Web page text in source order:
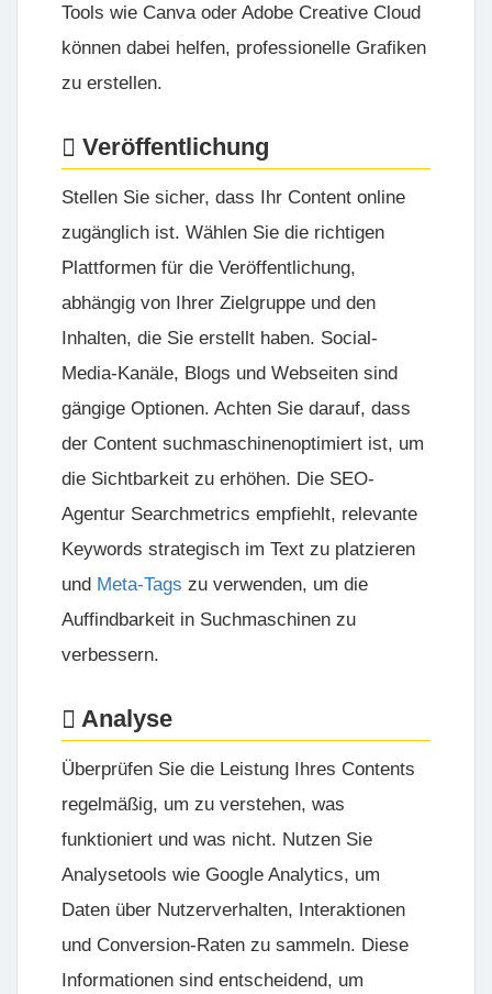
Tools wie Canva oder Adobe Creative Cloud
können dabei helfen, professionelle Grafiken
zu erstellen.
Veröffentlichung
Stellen Sie sicher, dass Ihr Content online
zugänglich ist. Wählen Sie die richtigen
Plattformen für die Veröffentlichung,
abhängig von Ihrer Zielgruppe und den
Inhalten, die Sie erstellt haben. Social-
Media-Kanäle, Blogs und Webseiten sind
gängige Optionen. Achten Sie darauf, dass
der Content suchmaschinenoptimiert ist, um
die Sichtbarkeit zu erhöhen. Die SEO-
Agentur Searchmetrics empfiehlt, relevante
Keywords strategisch im Text zu platzieren
und Meta-Tags zu verwenden, um die
Auffindbarkeit in Suchmaschinen zu
verbessern.
Analyse
Überprüfen Sie die Leistung Ihres Contents
regelmäßig, um zu verstehen, was
funktioniert und was nicht. Nutzen Sie
Analysetools wie Google Analytics, um
Daten über Nutzerverhalten, Interaktionen
und Conversion-Raten zu sammeln. Diese
Informationen sind entscheidend, um